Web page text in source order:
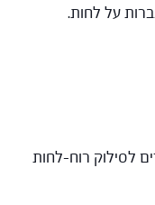
לסילוק רוח-לחות